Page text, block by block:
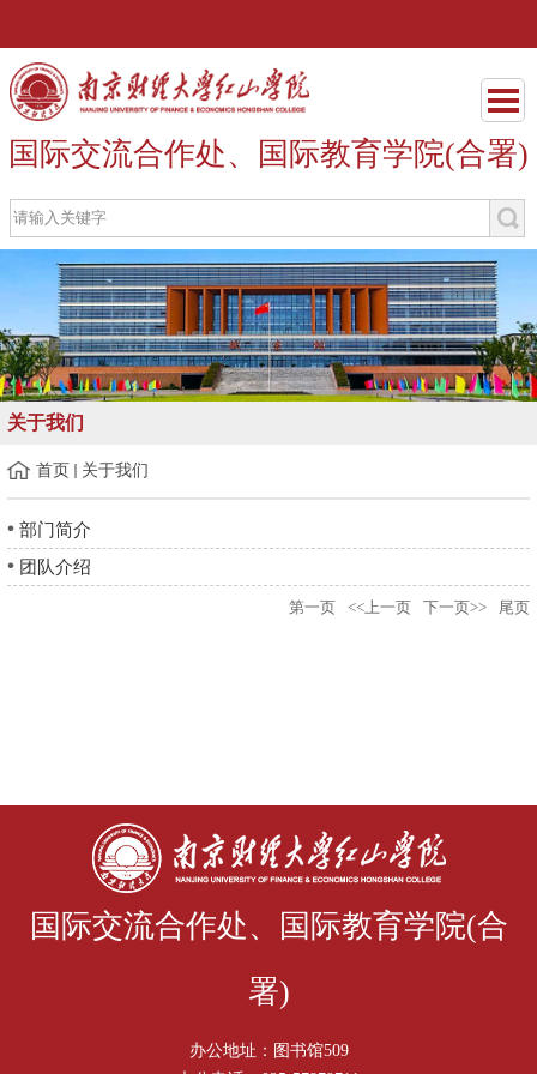
国际交流合作处、国际教育学院(合署)
关于我们
首页 关于我们
部门简介
团队介绍
第一页 <<上一页 下一页>> 尾页
国际交流合作处、国际教育学院(合
署)
办公地址：图书馆509